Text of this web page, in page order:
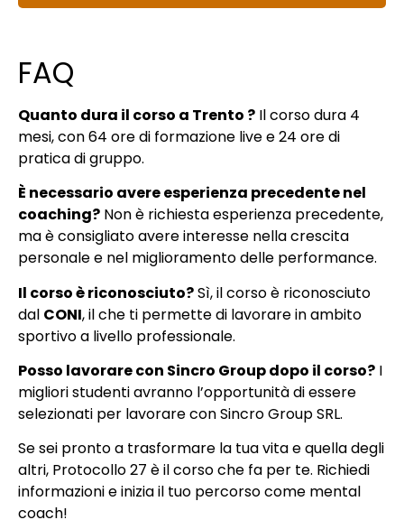
FAQ
Quanto dura il corso a Trento ? Il corso dura 4
mesi, con 64 ore di formazione live e 24 ore di
pratica di gruppo.
È necessario avere esperienza precedente nel
coaching? Non è richiesta esperienza precedente,
ma è consigliato avere interesse nella crescita
personale e nel miglioramento delle performance.
Il corso è riconosciuto?Sì, il corso è riconosciuto
dal CONI, il che ti permette di lavorare in ambito
sportivo a livello professionale.
Posso lavorare con Sincro Group dopo il corso? I
migliori studenti avranno l’opportunità di essere
selezionati per lavorare con Sincro Group SRL.
Se sei pronto a trasformare la tua vita e quella degli
altri, Protocollo 27 è il corso che fa per te. Richiedi
informazioni e inizia il tuo percorso come mental
coach!